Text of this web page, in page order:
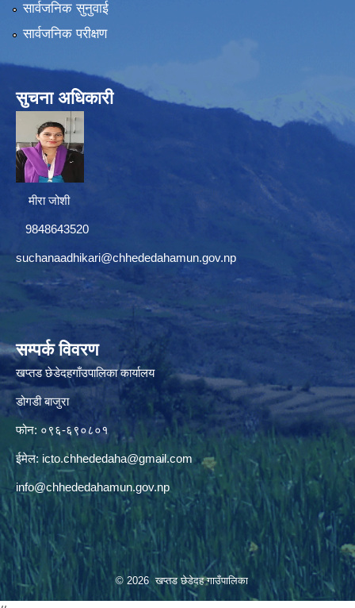
सार्वजनिक सुनुवाई
सार्वजनिक परीक्षण
सुचना अधिकारी
मीरा जोशी
9848643520
suchanaadhikari@chhededahamun.gov.np
सम्पर्क विवरण
खप्तड छेडेदहगाँउपालिका कार्यालय
डोगडी बाजुरा
फोन: ०९६-६९०८०१
ईमेल: icto.chhededaha@gmail.com
info@chhededahamun.gov.np
© 2026 खप्तड छेडेदह गाउँपालिका